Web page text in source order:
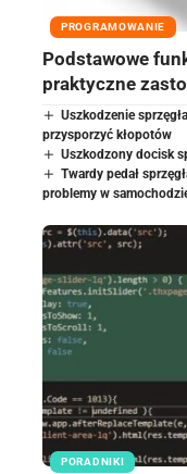
PROGRAMOWANIE
Podstawowe
praktyczne
Uszkodzenie
przysporzyć kłopotów
Uszkodzony docisk
Twardy pedał
problemy w
PORADNIKI